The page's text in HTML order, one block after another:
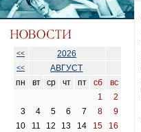
<< 2026
<<
АВГУСТ
пн
вт ср чт пт сб
вс
1
2
3
4 5 6 7 8
9
10
11 12 13 14 15
16